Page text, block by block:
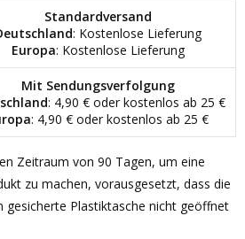
Standardversand
: Kostenlose Lieferung
Europa: Kostenlose Lieferung
Mit Sendungsverfolgung
: 4,90 € oder kostenlos ab 25 €
: 4,90 € oder kostenlos ab 25 €
Zeitraum von 90 Tagen, um eine
zu machen, vorausgesetzt, dass die
gesicherte Plastiktasche nicht geöffnet